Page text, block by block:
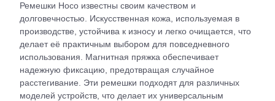
Ремешки Hoco известны своим качеством и
долговечностью. Искусственная кожа, используемая в
производстве, устойчива к износу и легко очищается, что
делает её практичным выбором для повседневного
использования. Магнитная пряжка обеспечивает
надежную фиксацию, предотвращая случайное
расстегивание. Эти ремешки подходят для различных
моделей устройств, что делает их универсальным